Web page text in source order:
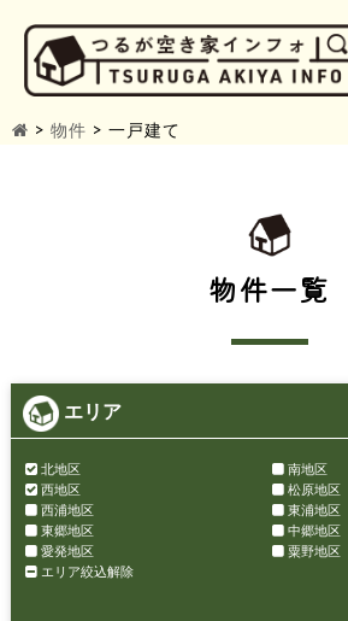
> 物件 > 一戸建て
物件一覧
エリア
北地区
南地区
西地区
松原地区
西浦地区
東浦地区
東郷地区
中郷地区
愛発地区
粟野地区
エリア絞込解除